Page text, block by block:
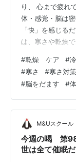
り、 心まで疲れ
体・感覚・脳は
「快」を感じる
は、寒さや乾燥
ご紹介します♪ ・
やかな空気が心
し、 深呼吸する
頭も心も体もス
ます。 そんなこ
燥して寒いな〜
#乾燥 ケア #
#寒さ #寒さ対策
#脳をだます #
M&Uスクール
今週の喝 第
世は全て催眠